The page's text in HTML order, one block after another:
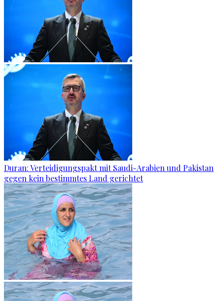
Duran: Verteidigungspakt mit Saudi-Arabien und Pakistan
gegen kein bestimmtes Land gerichtet